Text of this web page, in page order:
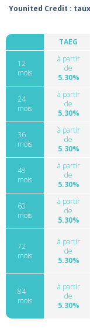
Younited Credit :
TAEG
12
mois
à partir
de
5.30%
24
mois
à partir
de
5.30%
36
mois
à partir
de
5.30%
48
mois
à partir
de
5.30%
60
mois
à partir
de
5.30%
72
mois
à partir
de
5.30%
84
mois
à partir
de
5.30%